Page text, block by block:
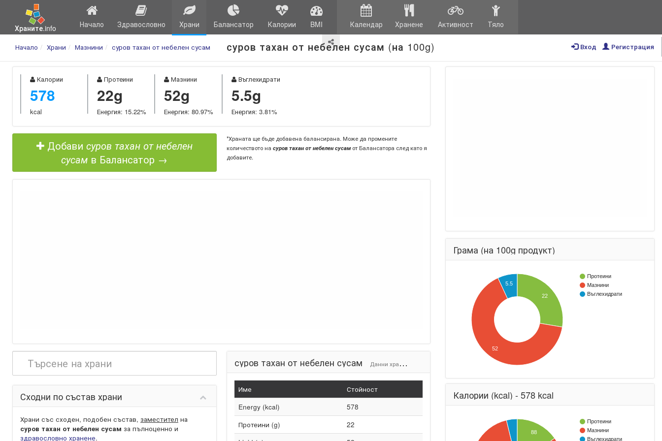
Храните.info Начало Здравословно Храни Балансатор Калории BMI Календар Хранене Активност Тяло
суров тахан от небелен сусам (на 100g)
Начало Храни Мазнини суров тахан от небелен сусам Регистрация
Вход
Калории
578
kcal
Протеини
22g
Енергия: 15.22%
Мазнини
52g
Енергия: 80.97%
Въглехидрати
5.5g
Енергия: 3.81%
Добави суров тахан от небелен
сусам в Балансатор →
*Храната ще бъде добавена балансирана. Може да промените
количеството на суров тахан от небелен сусамот Балансатора след като я
добавите.
Сходни по състав храни
Храни със сходен, подобен състав, заместител на
суров тахан от небелен сусам за пълноценно и
здравословно хранене.
суров тахан от небелен сусам Данни храни (на 100g)
Име
Стойност
Energy (kcal)
578
Протеини (g)
22
Грама (на 100g продукт)
Протеини
Мазнини
Въглехидрати
22
5.5
52
Калории (kcal) - 578 kcal
Протеини
Мазнини
Въглехидрати
88